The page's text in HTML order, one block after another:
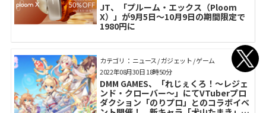
JT、「プルーム・エックス（Ploom
X）」が9月5日～10月9日の期間限定で
1980円に
カテゴリ： ニュース / ガジェット / ゲーム
DMM GAMES、「れじぇくろ！～レジェ
ンド・クローバー～」にてVTuberプロ
ダクション「のりプロ」とのコラボイベ
2022年08月30日 18時50分